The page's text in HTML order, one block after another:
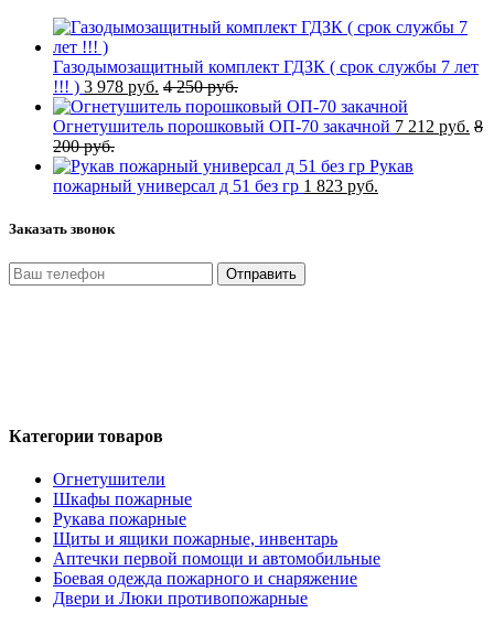
Газодымозащитный комплект ГДЗК ( срок службы 7 лет
!!! ) 3 978 руб. 4 250 руб.
Огнетушитель порошковый ОП-70 закачной 7 212 руб. 8
200 руб.
Рукав
пожарный универсал д 51 без гр 1 823 руб.
Заказать звонок
Отправить
Категории товаров
Огнетушители
Шкафы пожарные
Рукава пожарные
Щиты и ящики пожарные, инвентарь
Аптечки первой помощи и автомобильные
Боевая одежда пожарного и снаряжение
Двери и Люки противопожарные